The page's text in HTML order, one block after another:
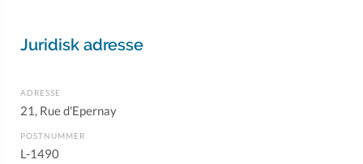
Juridisk adresse
ADRESSE
21, Rue d'Epernay
POSTNUMMER
L-1490